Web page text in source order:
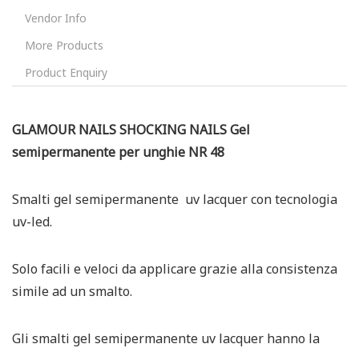
Vendor Info
More Products
Product Enquiry
GLAMOUR NAILS SHOCKING NAILS Gel
semipermanente per unghie NR 48
Smalti gel semipermanente uv lacquer con tecnologia
uv-led.
Solo facili e veloci da applicare grazie alla consistenza
simile ad un smalto.
Gli smalti gel semipermanente uv lacquer hanno la